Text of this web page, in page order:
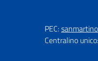
PEC:
Centralino